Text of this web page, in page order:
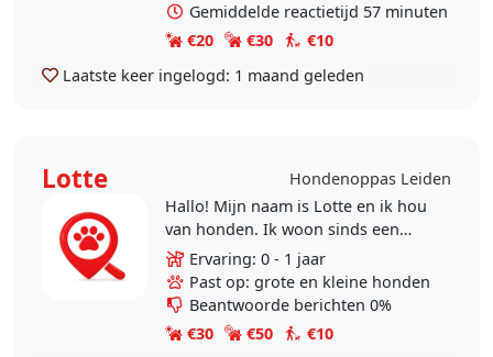
Gemiddelde reactietijd 57 minuten
€20
€30
€10
Laatste keer ingelogd: 1 maand geleden
Lotte
Hondenoppas Leiden
Hallo! Mijn naam is Lotte en ik hou
van honden. Ik woon sinds een
paar maanden op mezelf en merk
dat ik het contact met honden erg
mis. Ik heb zelf..
Ervaring: 0 - 1 jaar
Past op: grote en kleine honden
Beantwoorde berichten 0%
€30
€50
€10